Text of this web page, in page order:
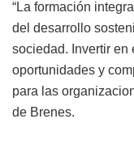
“La formación
del desarrollo
sociedad. Invertir en
oportunidades y
para las
de Brenes.